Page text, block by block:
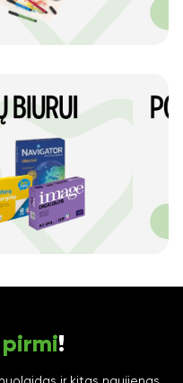
pirmi!